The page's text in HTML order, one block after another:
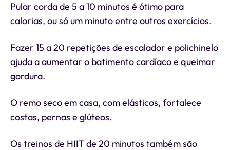
Pular corda de 5 a 10 minutos é ótimo para
calorias, ou só um minuto entre outros exercícios.
Fazer 15 a 20 repetições de escalador e polichinelo
ajuda a aumentar o batimento cardíaco e queimar
gordura.
O remo seco em casa, com elásticos, fortalece
costas, pernas e glúteos.
Os treinos de HIIT de 20 minutos também são